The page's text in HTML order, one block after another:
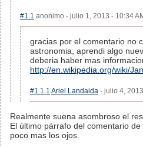
#1.1 anonimo - julio 1, 2013 - 10:34
gracias por el comentario no
astronomia, aprendi algo
deberia haber mas
http://en.wikipedia.org/wiki/
#1.1.1 Ariel Landaida - julio 4,
Realmente suena asombroso el
El último párrafo del comentario
poco mas los ojos.